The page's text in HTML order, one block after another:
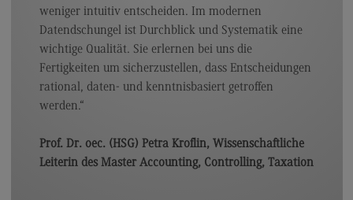
Berufsperspektiven
Kontakt
Finance
Finance
Berufsperspektiven
weniger intuitiv entscheiden. Im modernen
Datendschungel ist Durchblick und Systematik eine
wichtige Qualität. Sie erlernen bei uns die
Fertigkeiten um sicherzustellen, dass Entscheidungen
rational, daten- und kenntnisbasiert getroffen
werden.“
Prof. Dr. oec. (HSG) Petra Kroflin, Wissenschaftliche
Leiterin des Master Accounting, Controlling, Taxation